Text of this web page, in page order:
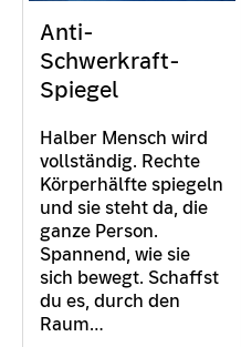
Anti-
Schwerkraft-
Spiegel
Halber Mensch wird
vollständig. Rechte
Körperhälfte spiegeln
und sie steht da, die
ganze Person.
Spannend, wie sie
sich bewegt. Schaffst
du es, durch den
Raum…